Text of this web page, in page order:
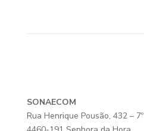
SONAECOM
Rua Henrique Pousão, 432 – 7º